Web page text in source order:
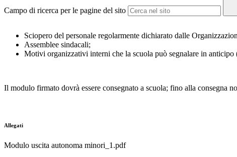
Campo di ricerca per le pagine del sito
Sciopero del personale regolarmente dichiarato dalle
Assemblee sindacali;
Motivi organizzativi interni che la scuola può segnalare in anticipo
Il modulo firmato dovrà essere consegnato a scuola; fino alla consegna
Allegati
Modulo uscita autonoma minori_1.pdf